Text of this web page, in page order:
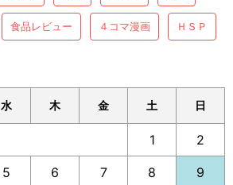
食品レビュー ４コマ漫画 ＨＳＰ
水 木 金 土 日
1 2
5 6 7 8 9